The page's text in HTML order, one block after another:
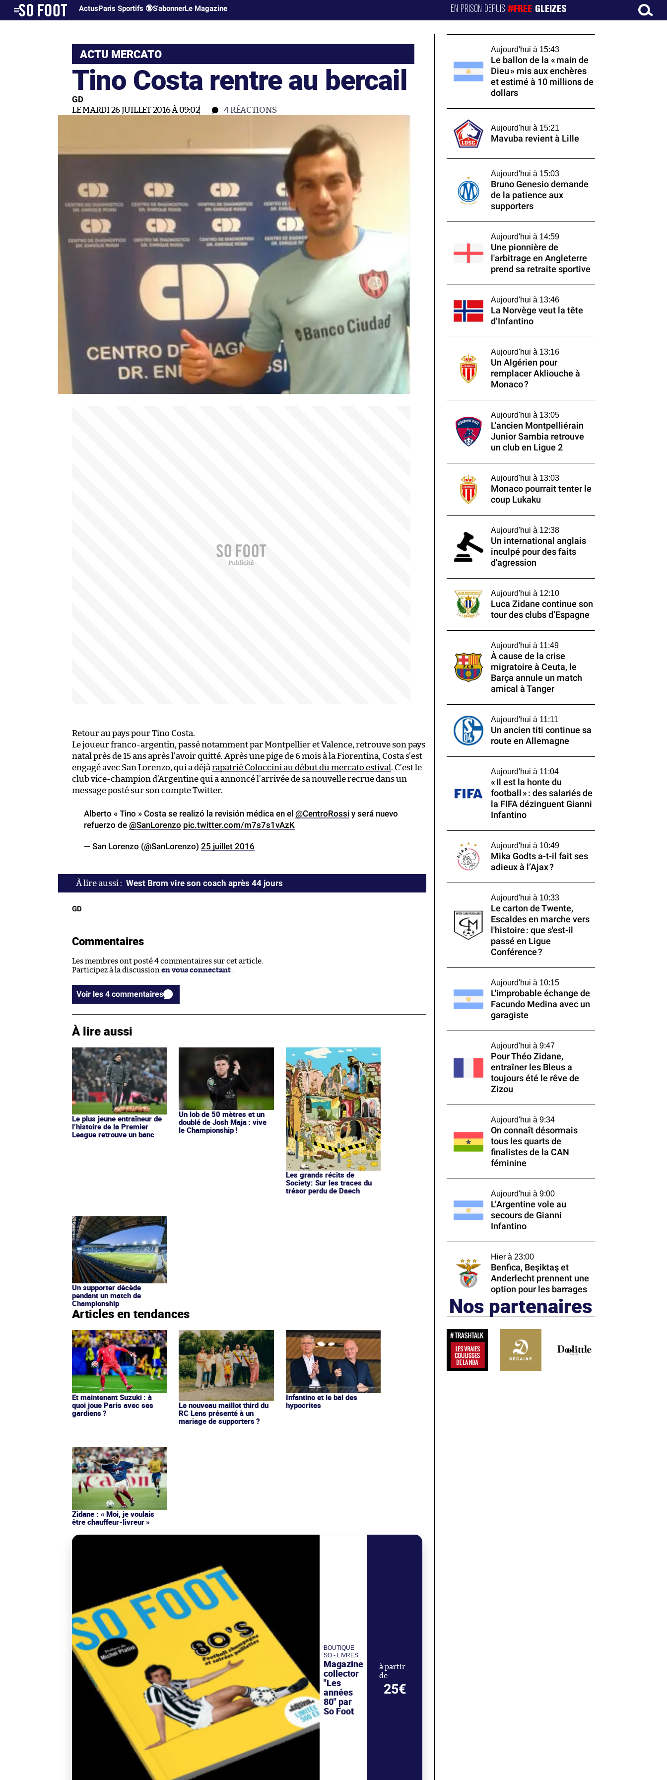
ActusParis Sportifs 🔞S'abonnerLe Magazine EN PRISON DEPUIS#FREE GLEIZES
ACTU MERCATO
Tino Costa rentre au bercail
GD
LE MARDI 26 JUILLET 2016 À 09:02 4RÉACTIONS
Retour au pays pour Tino Costa.
Le joueur franco-argentin, passé notamment par Montpellier et Valence, retrouve son pays
natal près de 15 ans après l’avoir quitté. Après une pige de 6 mois à la Fiorentina, Costa s’est
engagé avec San Lorenzo, qui a déjà rapatrié Coloccini au début du mercato estival. C’est le
club vice-champion d’Argentine qui a annoncé l’arrivée de sa nouvelle recrue dans un
message posté sur son compte Twitter.
Alberto « Tino » Costa se realizó la revisión médica en el @CentroRossi y será nuevo
refuerzo de @SanLorenzo pic.twitter.com/m7s7s1vAzK
— San Lorenzo (@SanLorenzo) 25 juillet 2016
West Brom vire son coach après 44 jours
GD
Commentaires
Les membres ont posté 4 commentaires sur cet article.
Participez à la discussion en vous connectant
Voir les 4 commentaires
À lire aussi
Le plus jeune entraîneur de
l’histoire de la Premier
League retrouve un banc
Un lob de 50 mètres et un
doublé de Josh Maja : vive
le Championship !
Les grands récits de
Society: Sur les traces du
trésor perdu de Daech
Un supporter décède
pendant un match de
Championship
Articles en tendances
Et maintenant Suzuki : à
quoi joue Paris avec ses
gardiens ?
Le nouveau maillot third du
RC Lens présenté à un
mariage de supporters ?
Infantino et le bal des
hypocrites
Zidane : « Moi, je voulais
être chauffeur-livreur »
BOUTIQUE
SO - LIVRES
Magazine
collector
"Les
années
80" par
So Foot
à partir
de
25€
Aujourd'hui à 15:43
Le ballon de la « main de
Dieu » mis aux enchères
et estimé à 10 millions de
dollars
Aujourd'hui à 15:21
Mavuba revient à Lille
Aujourd'hui à 15:03
Bruno Genesio demande
de la patience aux
supporters
Aujourd'hui à 14:59
Une pionnière de
l'arbitrage en Angleterre
prend sa retraite sportive
Aujourd'hui à 13:46
La Norvège veut la tête
d’Infantino
Aujourd'hui à 13:16
Un Algérien pour
remplacer Akliouche à
Monaco ?
Aujourd'hui à 13:05
L'ancien Montpelliérain
Junior Sambia retrouve
un club en Ligue 2
Aujourd'hui à 13:03
Monaco pourrait tenter le
coup Lukaku
Aujourd'hui à 12:38
Un international anglais
inculpé pour des faits
d'agression
Aujourd'hui à 12:10
Luca Zidane continue son
tour des clubs d’Espagne
Aujourd'hui à 11:49
À cause de la crise
migratoire à Ceuta, le
Barça annule un match
amical à Tanger
Aujourd'hui à 11:11
Un ancien titi continue sa
route en Allemagne
Aujourd'hui à 11:04
« Il est la honte du
football » : des salariés de
la FIFA dézinguent Gianni
Infantino
Aujourd'hui à 10:49
Mika Godts a-t-il fait ses
adieux à l’Ajax ?
Aujourd'hui à 10:33
Le carton de Twente,
Escaldes en marche vers
l'histoire : que s'est-il
passé en Ligue
Conférence ?
Aujourd'hui à 10:15
L'improbable échange de
Facundo Medina avec un
garagiste
Aujourd'hui à 9:47
Pour Théo Zidane,
entraîner les Bleus a
toujours été le rêve de
Zizou
Aujourd'hui à 9:34
On connaît désormais
tous les quarts de
finalistes de la CAN
féminine
Aujourd'hui à 9:00
L’Argentine vole au
secours de Gianni
Infantino
Hier à 23:00
Benfica, Beşiktaş et
Anderlecht prennent une
option pour les barrages
Nos partenaires